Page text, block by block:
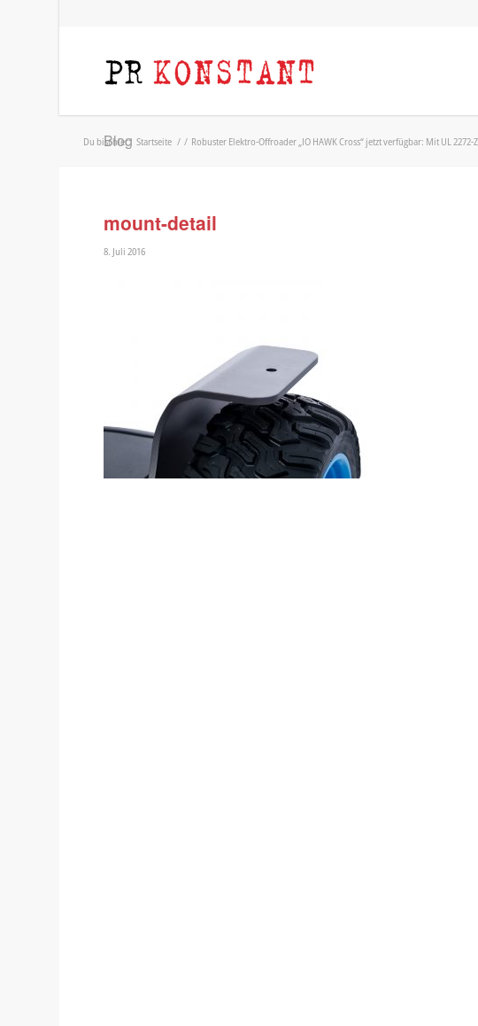
Blog
Du bist hier: Startseite / / Robuster Elektro-Offroader „IO HAWK Cross“ jetzt verfügbar: Mit UL
mount-detail
8. Juli 2016